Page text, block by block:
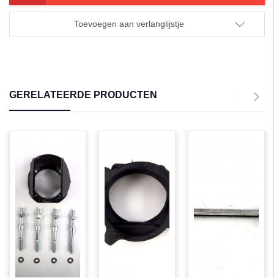
Toevoegen aan verlanglijstje
GERELATEERDE PRODUCTEN